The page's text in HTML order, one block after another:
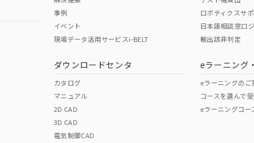
この製品の規格認証/適合
その他の認証はこちらのページからご
事例
イベント
現場データ活用サービスi-BELT
ダウンロードセンタ
カタログ
マニュアル
2D CAD
3D CAD
電気制御CAD
ロボティクスサ
日本語相談窓口
輸出該非判定
eラーニング
eラーニングのご
コースを選んで
eラーニングコー